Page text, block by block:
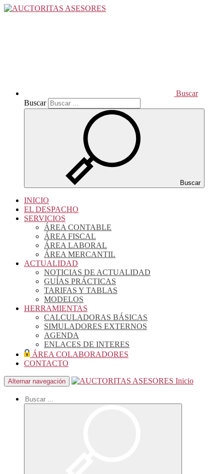
Buscar
Buscar
Buscar
INICIO
EL DESPACHO
SERVICIOS
ÁREA CONTABLE
ÁREA FISCAL
ÁREA LABORAL
ÁREA MERCANTIL
ACTUALIDAD
NOTICIAS DE ACTUALIDAD
GUÍAS PRÁCTICAS
TARIFAS Y TABLAS
MODELOS
HERRAMIENTAS
CALCULADORAS BÁSICAS
SIMULADORES EXTERNOS
AGENDA
ENLACES DE INTERES
ÁREA COLABORADORES
CONTACTO
Alternar navegación Inicio